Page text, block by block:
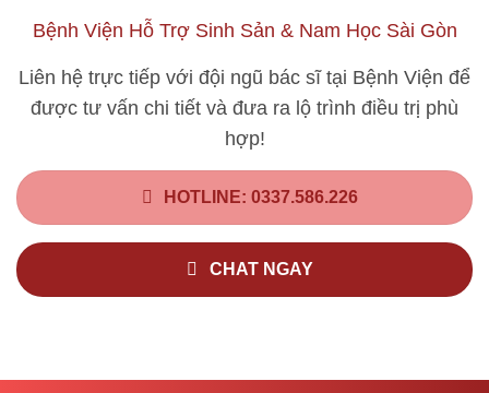
Bệnh Viện Hỗ Trợ Sinh Sản & Nam Học Sài Gòn
Liên hệ trực tiếp với đội ngũ bác sĩ tại Bệnh Viện để
được tư vấn chi tiết và đưa ra lộ trình điều trị phù
hợp!
HOTLINE: 0337.586.226
CHAT NGAY